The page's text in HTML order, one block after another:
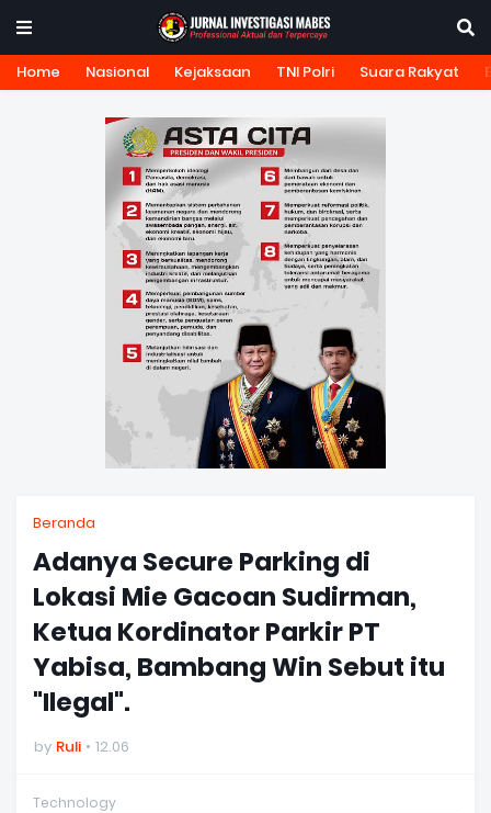
Home Nasional Kejaksaan TNI Polri Suara Rakyat
Beranda
Adanya Secure Parking di
Lokasi Mie Gacoan Sudirman,
Ketua Kordinator Parkir PT
Yabisa, Bambang Win Sebut itu
"Ilegal".
by Ruli 12.06
Technology